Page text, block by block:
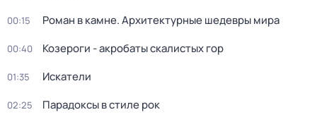
00:15 Роман в камне. Архитектурные шедевры мира
00:40 Козероги - акробаты скалистых гор
01:35 Искатели
02:25 Парадоксы в стиле рок